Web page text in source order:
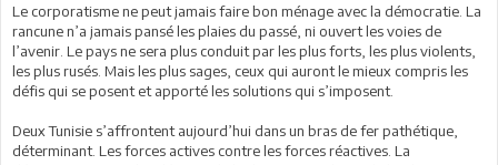
Le corporatisme ne peut jamais faire bon ménage avec la démocratie. La
rancune n’a jamais pansé les plaies du passé, ni ouvert les voies de
l’avenir. Le pays ne sera plus conduit par les plus forts, les plus violents,
les plus rusés. Mais les plus sages, ceux qui auront le mieux compris les
défis qui se posent et apporté les solutions qui s’imposent.
Deux Tunisie s’affrontent aujourd’hui dans un bras de fer pathétique,
déterminant. Les forces actives contre les forces réactives. La